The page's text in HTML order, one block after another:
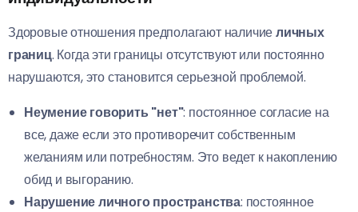
Здоровые отношения предполагают наличиеличных
границ. Когда эти границы отсутствуют или постоянно
нарушаются, это становится серьезной проблемой.
Неумение говорить "нет": постоянное согласие на
все, даже если это противоречит собственным
желаниям или потребностям. Это ведет к накоплению
обид и выгоранию.
Нарушение личного пространства: постоянное